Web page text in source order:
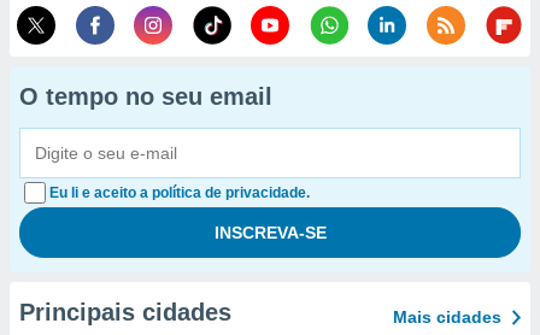
O tempo no seu email
Eu li e aceito a política de privacidade.
Principais cidades Mais cidades